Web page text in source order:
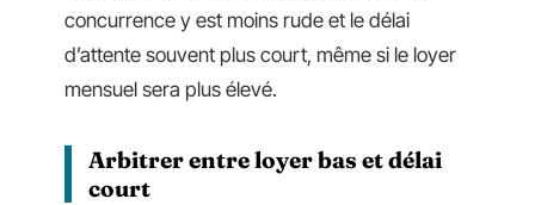
concurrence y est moins rude et le délai
d’attente souvent plus court, même si le loyer
mensuel sera plus élevé.
Arbitrer entre loyer bas et délai
court